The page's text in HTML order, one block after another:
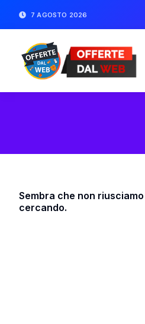
7 AGOSTO 2026
Sembra che non
cercando.